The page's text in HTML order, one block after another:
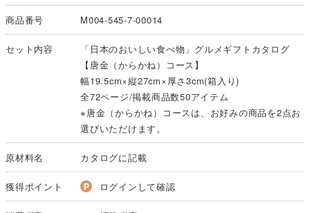
商品番号 M004-545-7-00014
セット内容
「日本のおいしい食べ物」グルメギフトカタログ
【唐金（からかね）コース】
幅19.5cm×縦27cm×厚さ3cm(箱入り)
全72ページ/掲載商品数50アイテム
※唐金（からかね）コースは、お好みの商品を2点お
選びいただけます。
原材料名 カタログに記載
獲得ポイント ログインして確認